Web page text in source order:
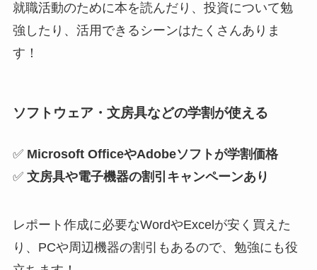
就職活動のために本を読んだり、投資について勉
強したり、活用できるシーンはたくさんありま
す！
ソフトウェア・文房具などの学割が使える
✅ Microsoft OfficeやAdobeソフトが学割価格
✅ 文房具や電子機器の割引キャンペーンあり
レポート作成に必要なWordやExcelが安く買えた
り、PCや周辺機器の割引もあるので、勉強にも役